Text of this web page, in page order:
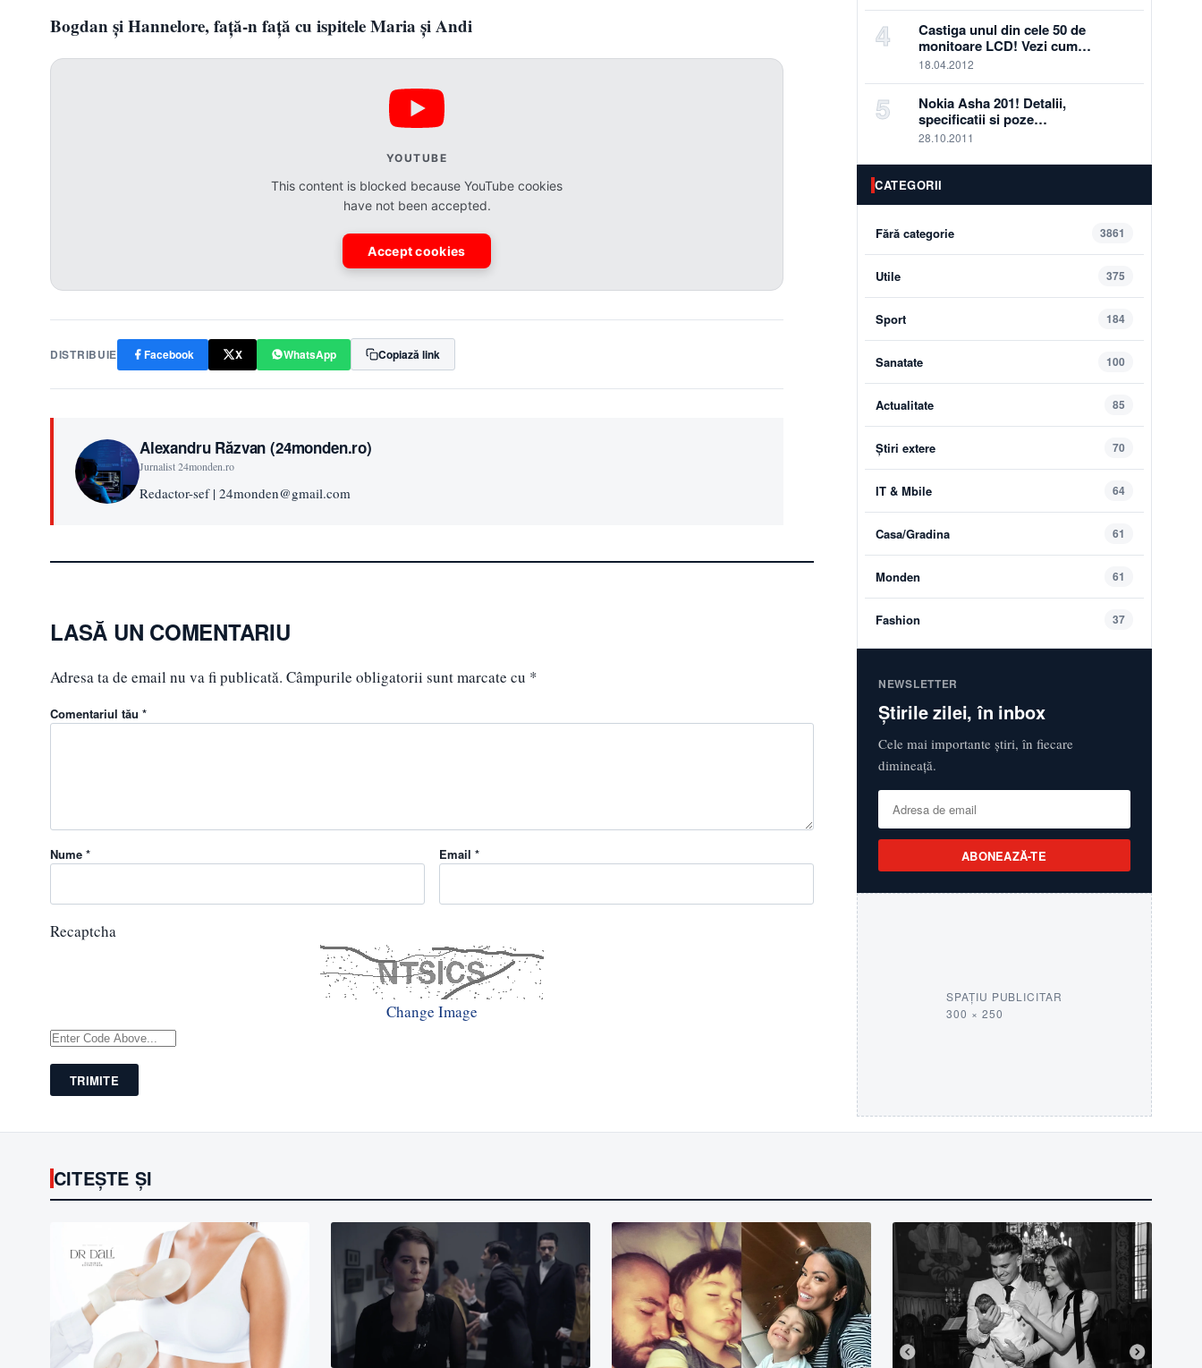
Bogdan și Hannelore, față-n față cu ispitele Maria și Andi
YOUTUBE
This content is blocked because YouTube cookies
have not been accepted.
Accept cookies
DISTRIBUIE Facebook X WhatsApp Copiază link
Alexandru Răzvan (24monden.ro)
Jurnalist 24monden.ro
Redactor-sef | 24monden@gmail.com
LASĂ UN COMENTARIU
Adresa ta de email nu va fi publicată. Câmpurile obligatorii sunt marcate cu *
Comentariul tău *
Nume * Email *
Recaptcha
Change Image
TRIMITE
4
Castiga unul din cele 50 de
monitoare LCD! Vezi cum…
18.04.2012
5
Nokia Asha 201! Detalii,
specificatii si poze…
28.10.2011
CATEGORII
Fără categorie 3861
Utile 375
Sport 184
Sanatate 100
Actualitate 85
Știri extere 70
IT & Mbile 64
Casa/Gradina 61
Monden 61
Fashion 37
NEWSLETTER
Știrile zilei, în inbox
Cele mai importante știri, în fiecare
dimineață.
ABONEAZĂ-TE
SPAȚIU PUBLICITAR
300 × 250
CITEȘTE ȘI